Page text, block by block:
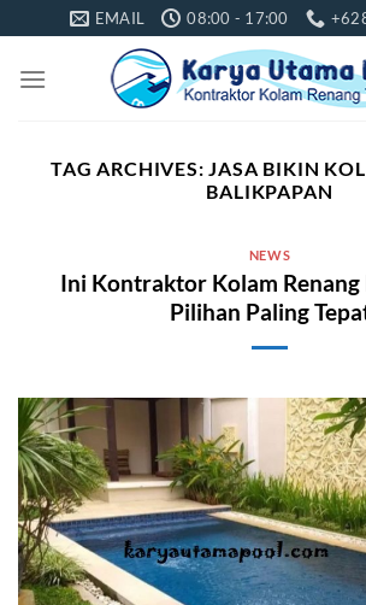
to
content
EMAIL 08:00 - 17:00
TAG ARCHIVES:JASA BIKIN
BALIKPAPAN
NEWS
Ini Kontraktor Kolam Renang
Pilihan Paling